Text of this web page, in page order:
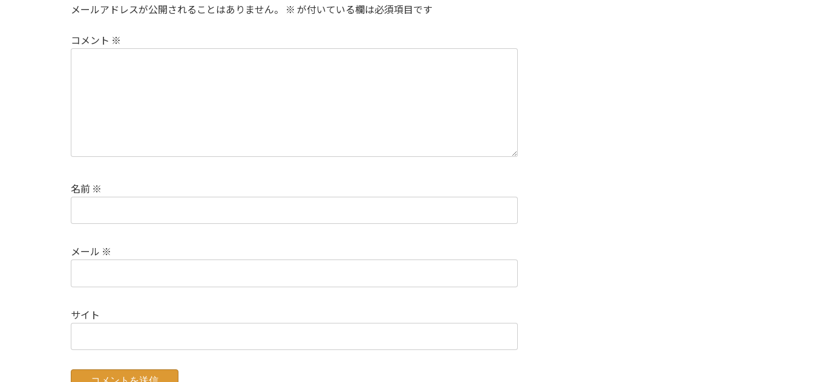
メールアドレスが公開されることはありません。 ※ が付いている欄は必須項目です
コメント ※
名前 ※
メール ※
サイト